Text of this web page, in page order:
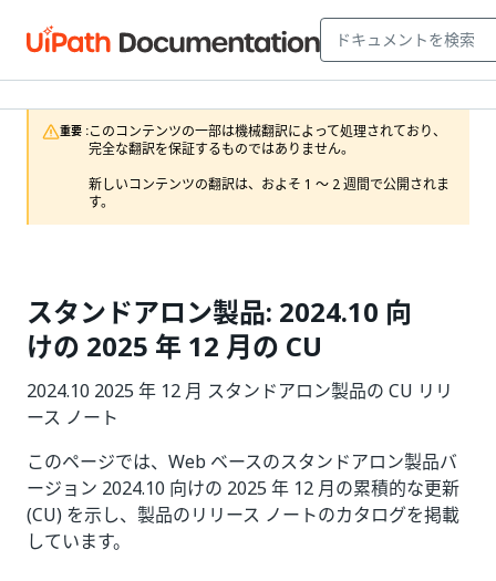
重要 :このコンテンツの一部は機械翻訳によって処理されており、
完全な翻訳を保証するものではありません。
新しいコンテンツの翻訳は、およそ 1 ～ 2 週間で公開されま
す。
スタンドアロン製品: 2024.10 向
けの 2025 年 12 月の CU
2024.10 2025 年 12 月 スタンドアロン製品の CU リリ
ース ノート
このページでは、Web ベースのスタンドアロン製品バ
ージョン 2024.10 向けの 2025 年 12 月の累積的な更新
(CU) を示し、製品のリリース ノートのカタログを掲載
しています。